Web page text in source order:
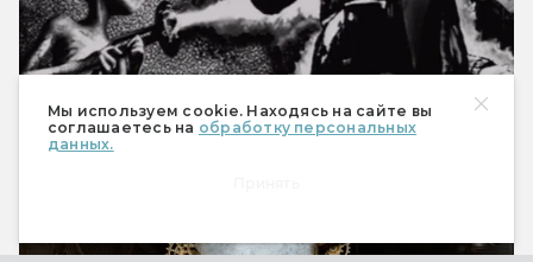
Мы используем cookie. Находясь на сайте вы
соглашаетесь на обработку персональных
данных.
8 поистине необычных концовок в играх